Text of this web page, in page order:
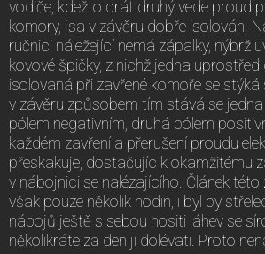
vodiče, kdežto drát druhý vede proud
komory, jsa v závěru dobře isolován.
ručnici náležející nemá zápalky, nýbrž
kovové špičky, z nichž jedna
isolovaná při zavřené komoře se
v závěru způsobem tím stává se
pólem negativním, druhá pólem
každém zavření a přerušení proudu
přeskakuje, dostačujíc k okamžitému
v nábojnici se nalézajícího. Článek této
však pouze několik hodin, i byl by
nábojů ještě s sebou nositi láhev se
několikráte za den ji dolévati. Proto